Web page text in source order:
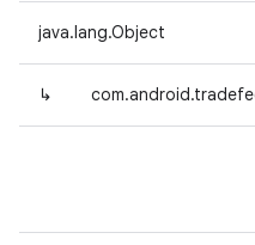
java.lang.Object
↳